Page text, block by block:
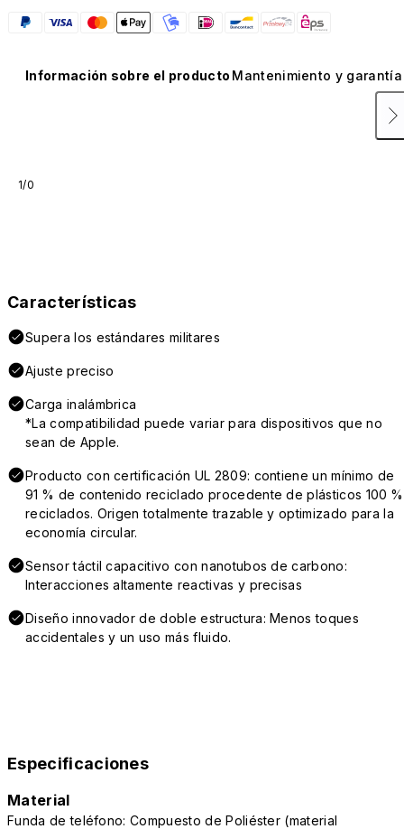
Información sobre el producto Mantenimiento y garantía
1/0
Características
Supera los estándares militares
Ajuste preciso
Carga inalámbrica
*La compatibilidad puede variar para dispositivos que no
sean de Apple.
Producto con certificación UL 2809: contiene un mínimo de
91 % de contenido reciclado procedente de plásticos 100 %
reciclados. Origen totalmente trazable y optimizado para la
economía circular.
Sensor táctil capacitivo con nanotubos de carbono:
Interacciones altamente reactivas y precisas
Diseño innovador de doble estructura: Menos toques
accidentales y un uso más fluido.
Especificaciones
Material
Funda de teléfono: Compuesto de Poliéster (material